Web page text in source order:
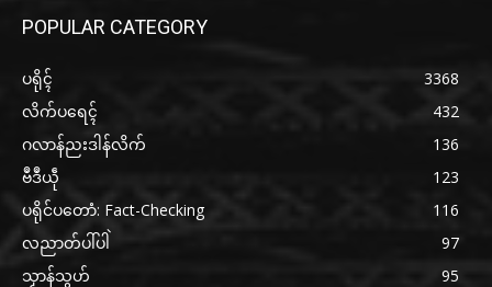
POPULAR CATEGORY
ပရိုၚ်
3368
လိက်ပရေၚ်
432
ဂလာန်ညးဒါန်လိက်
136
ဗဳဒဳယဵု
123
ပရိုင်ပတောံ: Fact-Checking
116
လညာတ်ပါ်ပါဲ
97
သၟာန်သွဟ်
95